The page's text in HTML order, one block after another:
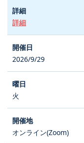
詳細
2026/9/29
火
オンライン(Zoom)